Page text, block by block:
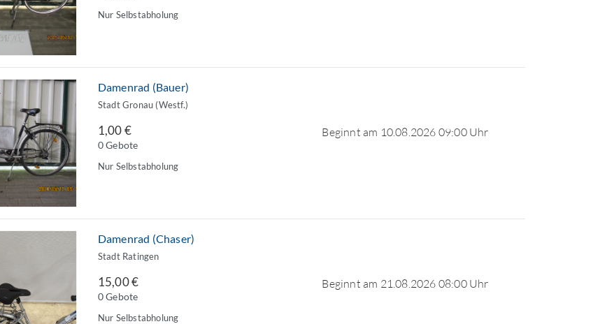
Nur Selbstabholung
Damenrad (Bauer)
Stadt Gronau (Westf.)
1,00 €
0 Gebote
Nur Selbstabholung
Beginnt am 10.08.2026 09:00 Uhr
Damenrad (Chaser)
Stadt Ratingen
15,00 €
0 Gebote
Nur Selbstabholung
Beginnt am 21.08.2026 08:00 Uhr